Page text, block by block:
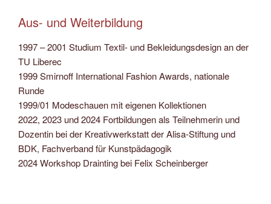
Aus- und Weiterbildung
1997 – 2001 Studium Textil- und Bekleidungsdesign an der
TU Liberec
1999 Smirnoff International Fashion Awards, nationale
Runde
1999/01 Modeschauen mit eigenen Kollektionen
2022, 2023 und 2024 Fortbildungen als Teilnehmerin und
Dozentin bei der Kreativwerkstatt der Alisa-Stiftung und
BDK, Fachverband für Kunstpädagogik
2024 Workshop Drainting bei Felix Scheinberger